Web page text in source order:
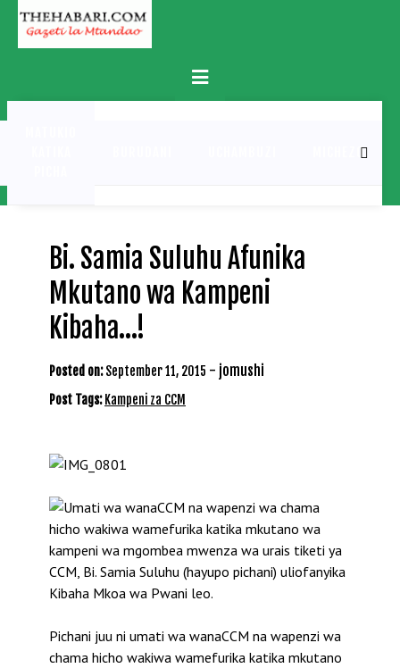
Skip
content
Primary
Menu
MICHEZO
Bi. Samia Suluhu Afunika
Mkutano wa Kampeni
Kibaha…!
Posted on: September 11, 2015 - jomushi
Post Tags: Kampeni za CCM
Pichani juu ni umati wa wanaCCM na wapenzi wa
chama hicho wakiwa wamefurika katika mkutano